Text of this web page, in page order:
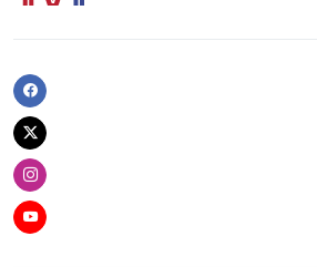
Facebook
Twitter
Instagram
Youtube